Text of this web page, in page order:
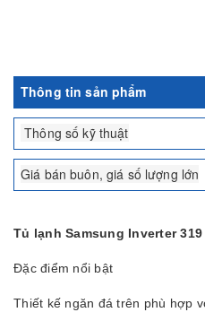
Thông tin sản phẩm
Thông số kỹ thuật
Giá bán buôn, giá số lượng lớn
Tủ lạnh Samsung Inverter 319
Đặc điểm nổi bật
Thiết kế ngăn đá trên phù hợp